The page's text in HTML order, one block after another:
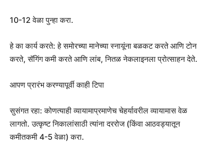
10-12 वेळा पुन्हा करा.
हे का कार्य करते: हे समोरच्या मानेच्या स्नायूंना बळकट करते आणि टोन
करते, सॅगिंग कमी करते आणि लांब, नितळ नेकलाइनला प्रोत्साहन देते.
आपण प्रारंभ करण्यापूर्वी काही टिपा
सुसंगत रहा: कोणत्याही व्यायामाप्रमाणेच चेहर्यावरील व्यायामास वेळ
लागतो. उत्कृष्ट निकालांसाठी त्यांना दररोज (किंवा आठवड्यातून
कमीतकमी 4-5 वेळा) करा.